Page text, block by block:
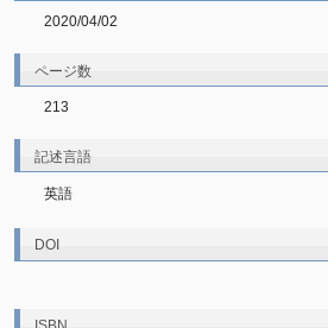
2020/04/02
ページ数
213
記述言語
英語
DOI